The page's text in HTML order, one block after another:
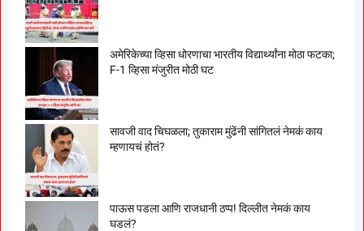
अमेरिकेच्या व्हिसा धोरणाचा भारतीय विद्यार्थ्यांना मोठा फटका;
F-1 व्हिसा मंजुरीत मोठी घट
सावजी वाद चिघळला; तुकाराम मुंढेंनी सांगितलं नेमकं काय
म्हणायचं होतं?
पाऊस पडला आणि राजधानी ठप्प! दिल्लीत नेमकं काय
घडलं?